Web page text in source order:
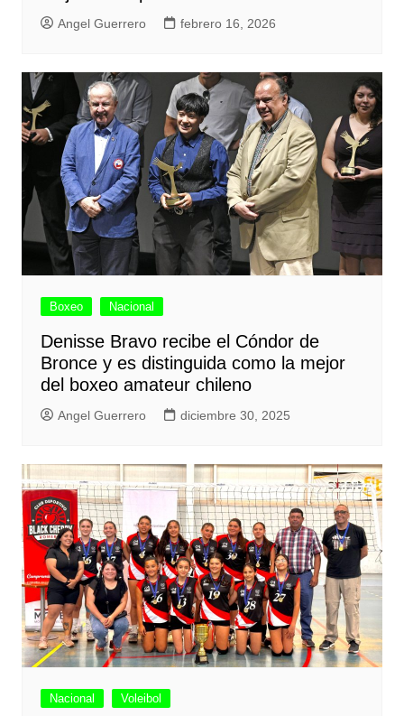
Angel Guerrero febrero 16, 2026
Boxeo Nacional
Denisse Bravo recibe el Cóndor de
Bronce y es distinguida como la mejor
del boxeo amateur chileno
Angel Guerrero diciembre 30, 2025
Nacional Voleibol